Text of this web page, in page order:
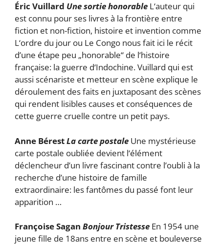
Éric Vuillard Une sortie honorable L‘auteur qui
est connu pour ses livres à la frontière entre
fiction et non-fiction, histoire et invention comme
L‘ordre du jour ou Le Congo nous fait ici le récit
d’une étape peu „honorable“ de l‘histoire
française: la guerre d‘Indochine. Vuillard qui est
aussi scénariste et metteur en scène explique le
déroulement des faits en juxtaposant des scènes
qui rendent lisibles causes et conséquences de
cette guerre cruelle contre un petit pays.
Anne BérestLa carte postale Une mystérieuse
carte postale oubliée devient l‘élément
déclencheur d’un livre fascinant contre l’oubli à la
recherche d’une histoire de famille
extraordinaire: les fantômes du passé font leur
apparition …
Françoise Sagan Bonjour Tristesse En 1954 une
jeune fille de 18ans entre en scène et bouleverse